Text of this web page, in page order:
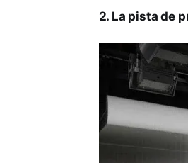
2. La pista de